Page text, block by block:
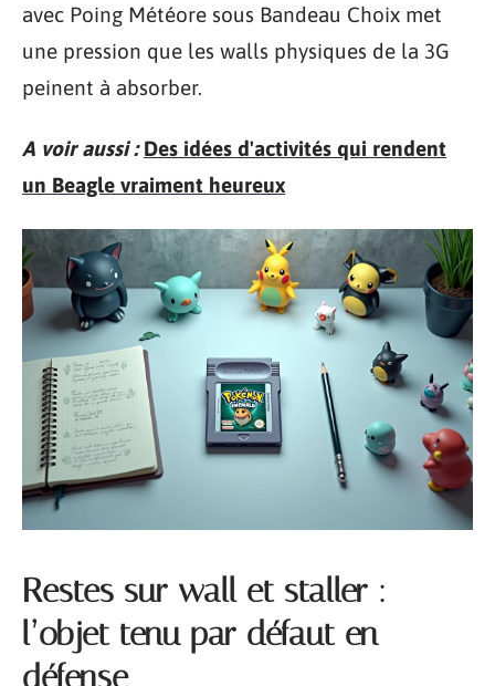
avec Poing Météore sous Bandeau Choix met
une pression que les walls physiques de la 3G
peinent à absorber.
A voir aussi : Des idées d'activités qui rendent
un Beagle vraiment heureux
Restes sur wall et staller :
l’objet tenu par défaut en
défense